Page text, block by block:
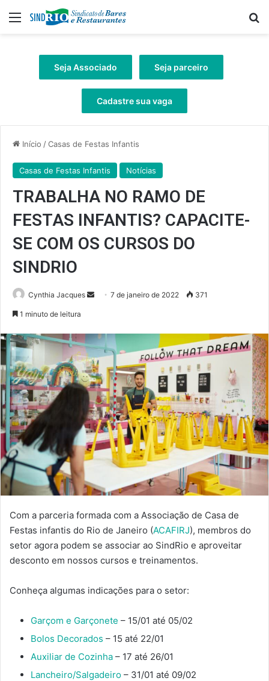
Menu
Seja Associado Seja parceiro
Cadastre sua vaga
Início /Casas de Festas Infantis
Casas de Festas Infantis Notícias
TRABALHA NO RAMO DE
FESTAS INFANTIS? CAPACITE-
SE COM OS CURSOS DO
SINDRIO
Cynthia Jacques
Mande
mail
7 de janeiro de 2022 371
1 minuto de leitura
Com a parceria formada com a Associação de Casa de
Festas infantis do Rio de Janeiro (ACAFIRJ), membros do
setor agora podem se associar ao SindRio e aproveitar
desconto em nossos cursos e treinamentos.
Conheça algumas indicações para o setor:
Garçom e Garçonete – 15/01 até 05/02
Bolos Decorados – 15 até 22/01
Auxiliar de Cozinha – 17 até 26/01
Lancheiro/Salgadeiro – 31/01 até 09/02